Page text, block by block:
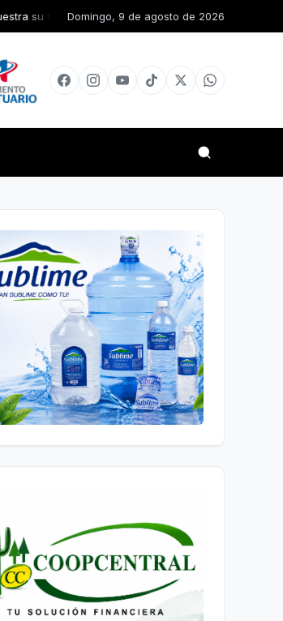
organizativa en jornada nacional de Esfuerzo
Domingo, 9 de agosto de 2026